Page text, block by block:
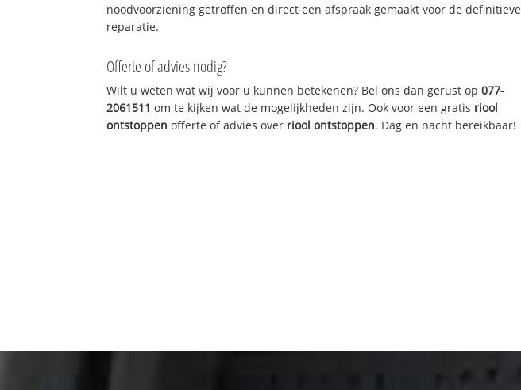
noodvoorziening getroffen en direct een afspraak gemaakt voor de definitieve
reparatie.
Offerte of advies nodig?
Wilt u weten wat wij voor u kunnen betekenen? Bel ons dan gerust op077-
2061511 om te kijken wat de mogelijkheden zijn. Ook voor een gratis riool
ontstoppen offerte of advies over riool ontstoppen. Dag en nacht bereikbaar!